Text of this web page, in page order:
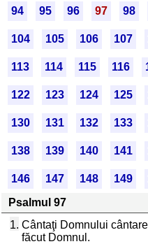
94 95 96 97 98
104 105 106 107
113 114 115 116
122 123 124 125
130 131 132 133
138 139 140 141
146 147 148 149
Psalmul 97
1. Cântaţi Domnului
făcut Domnul.